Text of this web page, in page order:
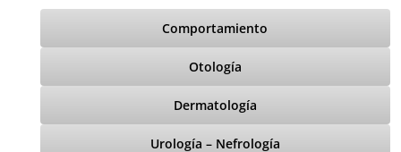
Comportamiento
Otología
Dermatología
Urología – Nefrología